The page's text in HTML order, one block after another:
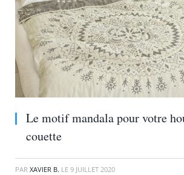
Le motif mandala pour votre
couette
PAR XAVIER B. LE 9 JUILLET 2020